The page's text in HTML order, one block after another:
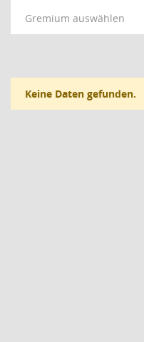
Gremium auswählen
Keine Daten gefunden.